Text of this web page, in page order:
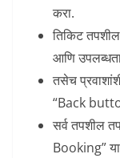
करा.
तिकिट
आणि
तसेच
“Back
सर्व तपशील
Booking”